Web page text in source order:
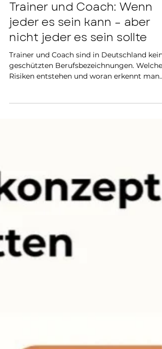
15. Feb.
4 Min. Lesezeit
Trainer und Coach: Wenn
jeder es sein kann – aber
nicht jeder es sein sollte
Trainer und Coach sind in Deutschland keine
Qualität? Jetzt lesen.